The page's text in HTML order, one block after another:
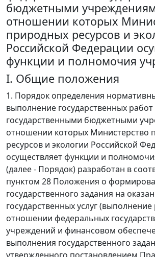
бюджетными
отношении которых
природных ресурсов и
Российской Федерации
функции и полномочия
I. Общие положения
1. Порядок определения
выполнение государственных
государственными бюджетными
отношении которых Министерство
ресурсов и экологии Российской
осуществляет функции и
(далее - Порядок) разработан в
пунктом 28 Положения о
государственного задания на
государственных услуг (выполнение
отношении федеральных
учреждений и финансовом
выполнения государственного